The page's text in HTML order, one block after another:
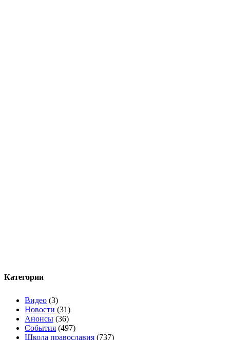
Категории
Видео (3)
Новости (31)
Анонсы (36)
События (497)
Школа православия (737)